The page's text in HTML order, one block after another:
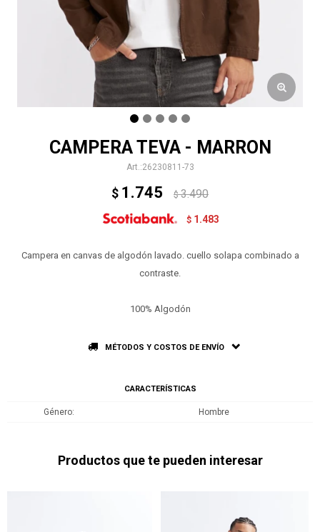
CAMPERA TEVA - MARRON
26230811-73
$ 1.745 $ 3.490
$ 1.483
Campera en canvas de algodón lavado. cuello solapa combinado a
contraste.
100% Algodón
MÉTODOS Y COSTOS DE ENVÍO
CARACTERÍSTICAS
Género Hombre
Productos que te pueden interesar